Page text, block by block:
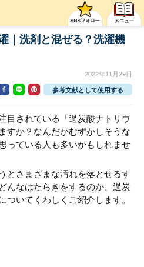
｜洗剤と混ぜる？洗濯機
2022年11月29日
参考文献として使用する
目されている「過炭酸ナトリウ
すか？なんだかむずかしそうな
っている人も多いかもしれませ
とさまざまな汚れを落とせるす
んなはたらきをするのか、過炭
ついてくわしくご紹介します。